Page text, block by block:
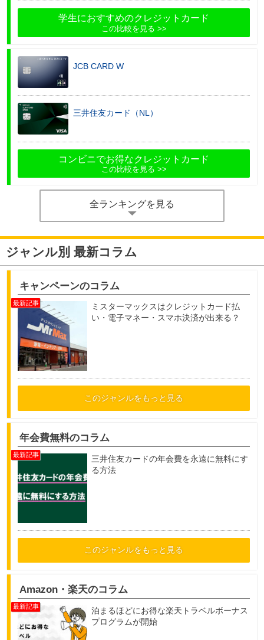
学生におすすめのクレジットカード
この比較を見る
JCB CARD W
三井住友カード（NL）
コンビニでお得なクレジットカード
この比較を見る
全ランキングを見る
ジャンル別 最新コラム
キャンペーンのコラム
ミスターマックスはクレジットカード払
い・電子マネー・スマホ決済が出来る？
このジャンルをもっと見る
年会費無料のコラム
三井住友カードの年会費を永遠に無料にす
る方法
このジャンルをもっと見る
Amazon・楽天のコラム
泊まるほどにお得な楽天トラベルボーナス
プログラムが開始